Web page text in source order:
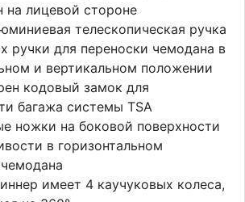
на лицевой стороне
телескопическая ручка
ручки для переноски чемодана в
и вертикальном положении
кодовый замок для
багажа системы TSA
ножки на боковой поверхности
в горизонтальном
имеет 4 каучуковых колеса,